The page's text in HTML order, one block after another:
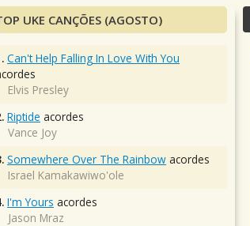
UKE CANÇÕES (AGOSTO)
Can't Help Falling In Love With You
Elvis Presley
Riptide acordes
Vance Joy
Somewhere Over The Rainbow acordes
Israel Kamakawiwo'ole
I'm Yours acordes
Jason Mraz